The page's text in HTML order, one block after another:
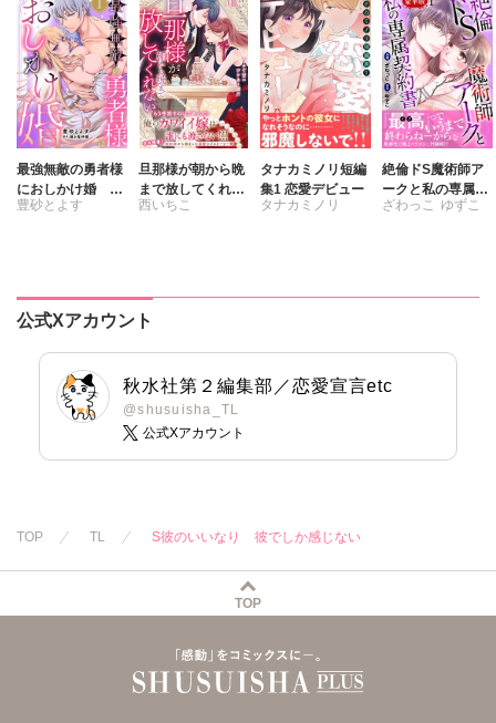
樋口あや
美月李予
さんかく
踊る毒林檎
沢音千尋 藤春都
片山絢森
愛成れお
最強無敵の勇者様
におしかけ婚 義
実家に搾取されて
豊砂とよす
旦那様が朝から晩
まで放してくれな
いⅧ エッチで甘い
西いちこ
タナカミノリ短編
集1 恋愛デビュー
タナカミノリ
絶倫ドS魔術師ア
ークと私の専属契
約書【豪華版】
ざわっこ ゆずこ
公式Xアカウント
秋水社第２編集部／恋愛宣言etc
@shusuisha_TL
公式Xアカウント
TOP TL S彼のいいなり 彼でしか感じない
TOP